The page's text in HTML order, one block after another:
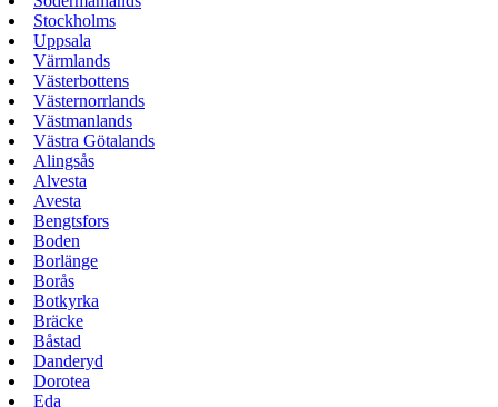
Stockholms
Uppsala
Värmlands
Västerbottens
Västernorrlands
Västmanlands
Västra Götalands
Alingsås
Alvesta
Avesta
Bengtsfors
Boden
Borlänge
Borås
Botkyrka
Bräcke
Båstad
Danderyd
Dorotea
Eda